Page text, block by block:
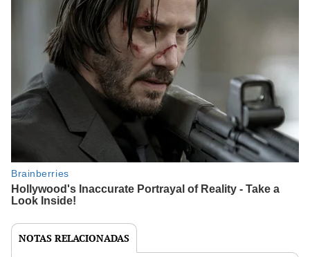
NOTAS RELACIONADAS